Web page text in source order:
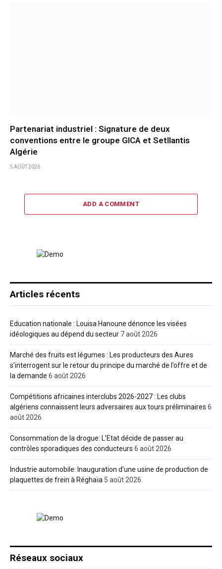
Partenariat industriel : Signature de deux
conventions entre le groupe GICA et Setllantis
Algérie
5 AOÛT 2026
ADD A COMMENT
Articles récents
Education nationale : Louisa Hanoune dénonce les visées
idéologiques au dépend du secteur 7 août 2026
Marché des fruits est légumes : Les producteurs des Aures
s’interrogent sur le retour du principe du marché de l’offre et de
la demande 6 août 2026
Compétitions africaines interclubs 2026-2027 : Les clubs
algériens connaissent leurs adversaires aux tours préliminaires 6
août 2026
Consommation de la drogue: L’Etat décide de passer au
contrôles sporadiques des conducteurs 6 août 2026
Industrie automobile: Inauguration d’une usine de production de
plaquettes de frein à Réghaïa 5 août 2026
Réseaux sociaux